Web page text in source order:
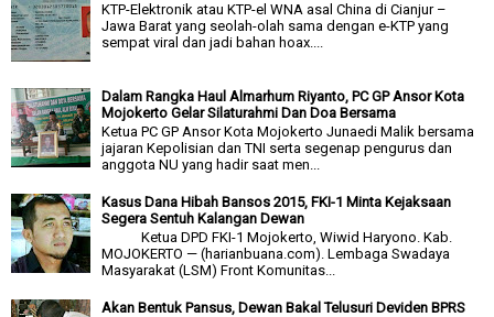
KTP-Elektronik atau KTP-el WNA asal China di Cianjur –
Jawa Barat yang seolah-olah sama dengan e-KTP yang
sempat viral dan jadi bahan hoax....
Dalam Rangka Haul Almarhum Riyanto, PC GP Ansor Kota
Mojokerto Gelar Silaturahmi Dan Doa Bersama
Ketua PC GP Ansor Kota Mojokerto Junaedi Malik bersama
jajaran Kepolisian dan TNI serta segenap pengurus dan
anggota NU yang hadir saat men...
Kasus Dana Hibah Bansos 2015, FKI-1 Minta Kejaksaan
Segera Sentuh Kalangan Dewan
Ketua DPD FKI-1 Mojokerto, Wiwid Haryono. Kab.
MOJOKERTO — (harianbuana.com). Lembaga Swadaya
Masyarakat (LSM) Front Komunitas...
Akan Bentuk Pansus, Dewan Bakal Telusuri Deviden BPRS